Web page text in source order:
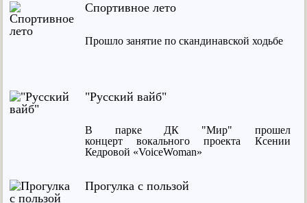
Спортивное лето
Прошло занятие по скандинавской ходьбе
"Русский вайб"
В парке ДК "Мир" прошел
концерт вокального проекта Ксении
Кедровой «VoiceWoman»
Прогулка с пользой